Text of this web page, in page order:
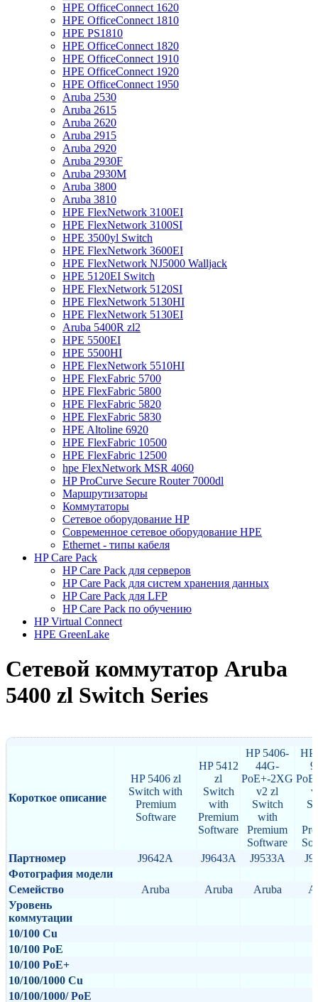
HPE OfficeConnect 1620
HPE OfficeConnect 1810
HPE PS1810
HPE OfficeConnect 1820
HPE OfficeConnect 1910
HPE OfficeConnect 1920
HPE OfficeConnect 1950
Aruba 2530
Aruba 2615
Aruba 2620
Aruba 2915
Aruba 2920
Aruba 2930F
Aruba 2930M
Aruba 3800
Aruba 3810
HPE FlexNetwork 3100EI
HPE FlexNetwork 3100SI
HPE 3500yl Switch
HPE FlexNetwork 3600EI
HPE FlexNetwork NJ5000 Walljack
HPE 5120EI Switch
HPE FlexNetwork 5120SI
HPE FlexNetwork 5130HI
HPE FlexNetwork 5130EI
Aruba 5400R zl2
HPE 5500EI
HPE 5500HI
HPE FlexNetwork 5510HI
HPE FlexFabric 5700
HPE FlexFabric 5800
HPE FlexFabric 5820
HPE FlexFabric 5830
HPE Altoline 6920
HPE FlexFabric 10500
HPE FlexFabric 12500
hpe FlexNetwork MSR 4060
HP ProСurve Secure Router 7000dl
Маршрутизаторы
Коммутаторы
Сетевое оборудование HP
Cовременное сетевое оборудование HPE
Ethernet - типы кабеля
HP Care Pack
HP Care Pack для серверов
HP Care Pack для систем хранения данных
HP Care Pack для LFP
HP Care Pack по обучению
HP Virtual Connect
HPE GreenLake
Сетевой коммутатор Aruba
5400 zl Switch Series
Короткое описание
HP 5406 zl
Switch with
Premium
Software
HP 5412
zl
Switch
with
Premium
Software
HP 5406-
44G-
PoE+-2XG
v2 zl
Switch
with
Premium
Software
HP
Партномер
J9642A J9643A J9533A
Фотография модели
Семейство
Aruba Aruba Aruba
Уровень
коммутации
10/100 Cu
10/100 PoE
10/100 PoE+
10/100/1000 Cu
10/100/1000/ PoE